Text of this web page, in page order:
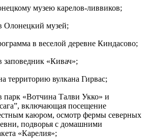
музею карелов-ливвиков;
музей;
в веселой деревне Киндасово;
«Кивач»;
вулкана Гирвас;
«Вотчина Талви Укко» и
включающая посещение
каюром, осмотр фермы северных
подворья с домашними
«Карелия»;